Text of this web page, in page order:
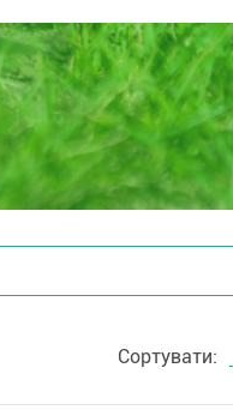
Сортувати: